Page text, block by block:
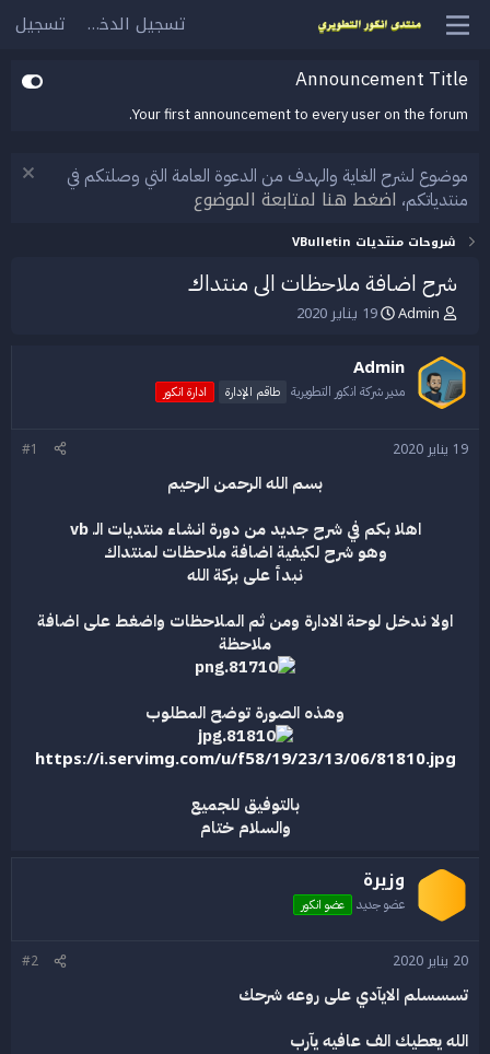
تسجيل الدخول تسجيل
Announcement Title
Your first announcement to every user on the forum.
موضوع لشرح الغاية والهدف من الدعوة العامة التي وصلتكم في
منتدياتكم، اضغط هنا لمتابعة الموضوع
شروحات منتديات VBulletin
شرح اضافة ملاحظات الى منتداك
ب
د
ئ
ا
ل
و
Admin
ت
ي
خ
19 يناير 2020
Admin
مدير شركة انكور التطويرية طاقم الإدارة ادارة انكور
19 يناير 2020
#1
بسم الله الرحمن الرحيم
اهلا بكم في شرح جديد من دورة انشاء منتديات الـ vb
وهو شرح لكيفية اضافة ملاحظات لمنتداك
نبدأ على بركة الله
اولا ندخل لوحة الادارة ومن ثم الملاحظات واضغط على اضافة
ملاحظة
وهذه الصورة توضح المطلوب
https://i.servimg.com/u/f58/19/23/13/06/81810.jpg
بالتوفيق للجميع
والسلام ختام
وزيرة
عضو جديد عضو انكور
20 يناير 2020
#2
تسسسلم الايآدي على روعه شرحك
الله يعطيك الف عافيه يآرب